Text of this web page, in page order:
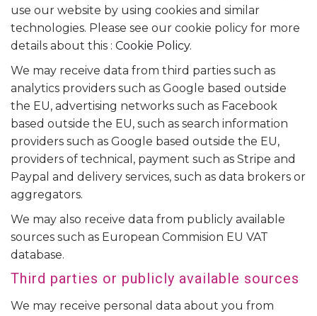
use our website by using cookies and similar
technologies. Please see our cookie policy for more
details about this : Cookie Policy.
We may receive data from third parties such as
analytics providers such as Google based outside
the EU, advertising networks such as Facebook
based outside the EU, such as search information
providers such as Google based outside the EU,
providers of technical, payment such as Stripe and
Paypal and delivery services, such as data brokers or
aggregators.
We may also receive data from publicly available
sources such as European Commision EU VAT
database.
Third parties or publicly available sources
We may receive personal data about you from